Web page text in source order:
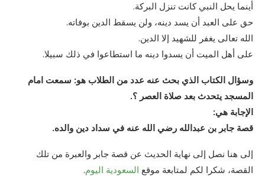
أينما يحل النبي كانت تنزل البركة.
حق على العبد أن يسد دينه، ولن يسقط الدين بوفاته.
الله تعالى يغفر للشهيد إلا الدين.
على أهل الميت أن يسدوا دينه ما استطاعوا في ذلك سبيلا.
وسؤال الكتاب الذي بحث عنه عدد من الطلاب هو: سمعت امام
المسجد يتحدث بعد صلاة العصر ؟.
الإجابة هي:
قصة جابر بن عبدالله رضي الله عنه في سداد دين والده.
إلى هنا نصل إلى نهاية الحديث عن قصة جابر والعبرة من تلك
القصة، شكرا لكم لمتابعة موقع السعودية اليوم.